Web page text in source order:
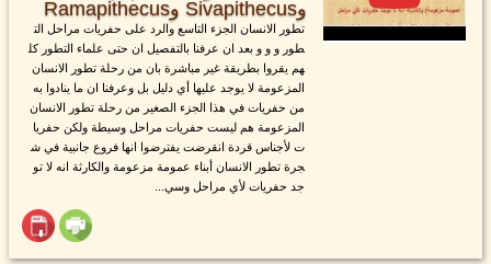
وSivapithecus وRamapithecus
تطور الانسان الجزء التاسع والرد على حفريات مراحل الت
طور و و و بعد ان عرفنا بالتفصيل ان حتى علماء التطور كل
هم يقروا بطريقة غير مباشرة بان من رحلة تطور الانسان
المزعومة لا يوجد عليها أي دليل بل وعرفنا ان ما ينادوا به
من حفريات في هذا الجزء الصغير من رحلة تطور الانسان
المزعومة هم ليست حفريات مراحل وسيطة ولكن حفريا
ت لأجناس قردة انقرضت يفترضوا انها فروع جانبية في ش
جرة تطور الانسان أبناء عمومة مزعومة والكارثة انه لا تو
جد حفريات لأي مراحل وسي...